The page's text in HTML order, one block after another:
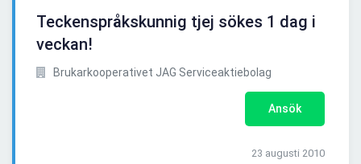
Teckenspråkskunnig tjej sökes 1 dag i
veckan!
Brukarkooperativet JAG Serviceaktiebolag
Ansök
23 augusti 2010